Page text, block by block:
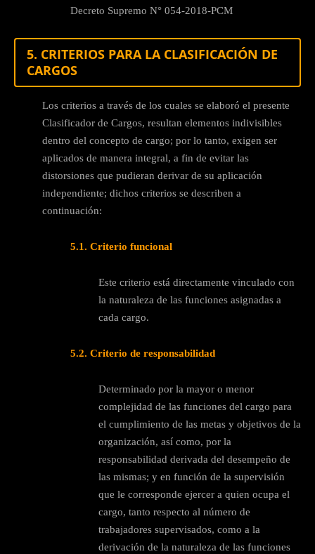
Decreto Supremo N° 054-2018-PCM
5. CRITERIOS PARA LA CLASIFICACIÓN DE
CARGOS
Los criterios a través de los cuales se elaboró el presente
Clasificador de Cargos, resultan elementos indivisibles
dentro del concepto de cargo; por lo tanto, exigen ser
aplicados de manera integral, a fin de evitar las
distorsiones que pudieran derivar de su aplicación
independiente; dichos criterios se describen a
continuación:
5.1. Criterio funcional
Este criterio está directamente vinculado con
la naturaleza de las funciones asignadas a
cada cargo.
5.2. Criterio de responsabilidad
Determinado por la mayor o menor
complejidad de las funciones del cargo para
el cumplimiento de las metas y objetivos de la
organización, así como, por la
responsabilidad derivada del desempeño de
las mismas; y en función de la supervisión
que le corresponde ejercer a quien ocupa el
cargo, tanto respecto al número de
trabajadores supervisados, como a la
derivación de la naturaleza de las funciones